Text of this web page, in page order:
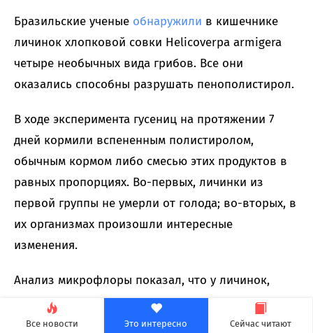
Все новости Это интересно Сейчас читают
Бразильские ученые обнаружили в кишечнике
личинок хлопковой совки Helicoverpa armigera
четыре необычных вида грибов. Все они
оказались способны разрушать пенополистирол.
В ходе эксперимента гусениц на протяжении 7
дней кормили вспененным полистиролом,
обычным кормом либо смесью этих продуктов в
равных пропорциях. Во-первых, личинки из
первой группы не умерли от голода; во-вторых, в
их организмах произошли интересные
изменения.
Анализ микрофлоры показал, что у личинок,
получавших только пластик, заметно
увеличилось количество грибов Aspergillus,